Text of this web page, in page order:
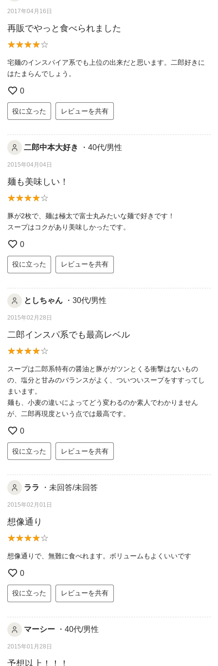
2017年04月16日
再販でやっと食べられました
宅麺のインスパイア系でも上位の出来だと思います。二郎好きに
はたまらんでしょう。
0
役に立った レビューを共有
二郎中本大好き ・40代/男性
2015年04月04日
麺も美味しい！
豚が2枚で、麺は極太で富士丸みたいな麺で好きです！
スープはコクがあり美味しかったです。
0
役に立った レビューを共有
としちゃん ・30代/男性
2015年02月28日
二郎インスパ系でも最高レベル
スープは二郎系特有の醤油と豚がガツンとくる衝撃はないもの
の、塩分と甘みのバランスがよく、ついついスープをすすってし
まいます。
麺も、小麦の違いによってどう変わるのか素人でわかりません
が、二郎再現度という点では最高です。
0
役に立った レビューを共有
ララ ・未回答/未回答
2015年02月01日
想像通り
想像通りで、無難に食べれます。ボリュームもよくいいです
0
役に立った レビューを共有
マーシー ・40代/男性
2015年01月28日
予想以上！！！